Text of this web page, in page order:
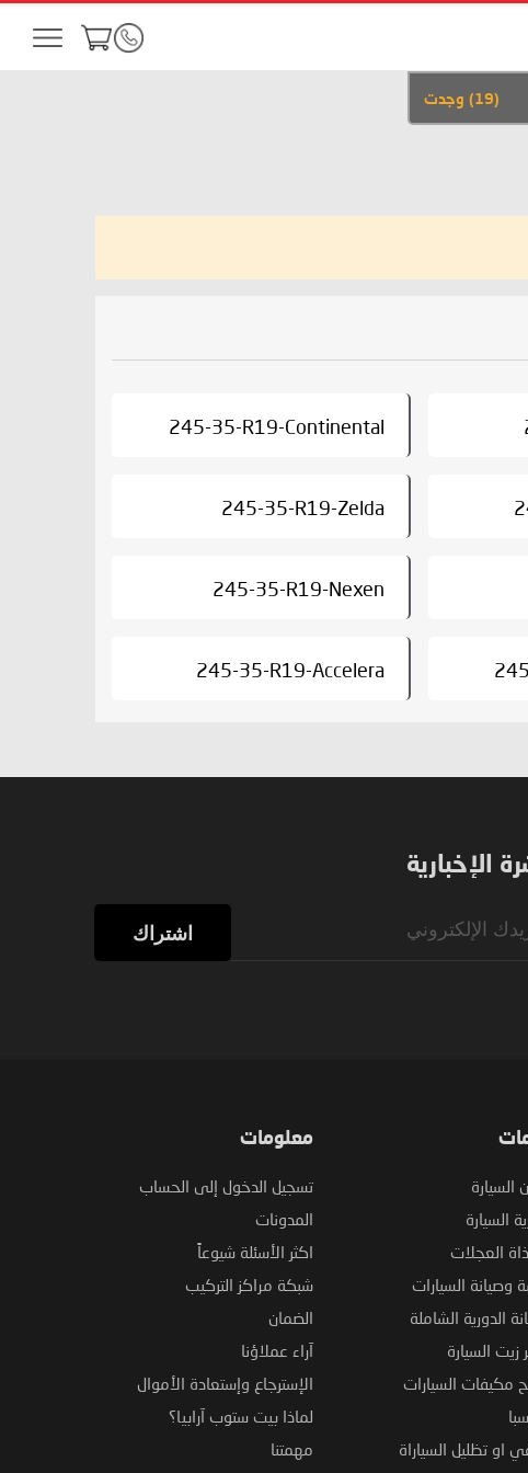
(
19
) وجدت
245-35-R19-Continental
245-35-R19-Zelda
245-35-R19-Nexen
245-35-R19-Accelera
الإخبارية
اشتراك
السيارة
السيارة
العجلات
وصيانة السيارات
الدورية الشاملة
زيت السيارة
مكيفات السيارات
او تظليل السياراة
معلومات
تسجيل الدخول إلى الحساب
المدونات
اكثر الأسئلة شيوعاً
شبكة مراكز التركيب
الضمان
آراء عملاؤنا
الإسترجاع وإستعادة الأموال
لماذا بيت ستوب آرابيا؟
مهمتنا